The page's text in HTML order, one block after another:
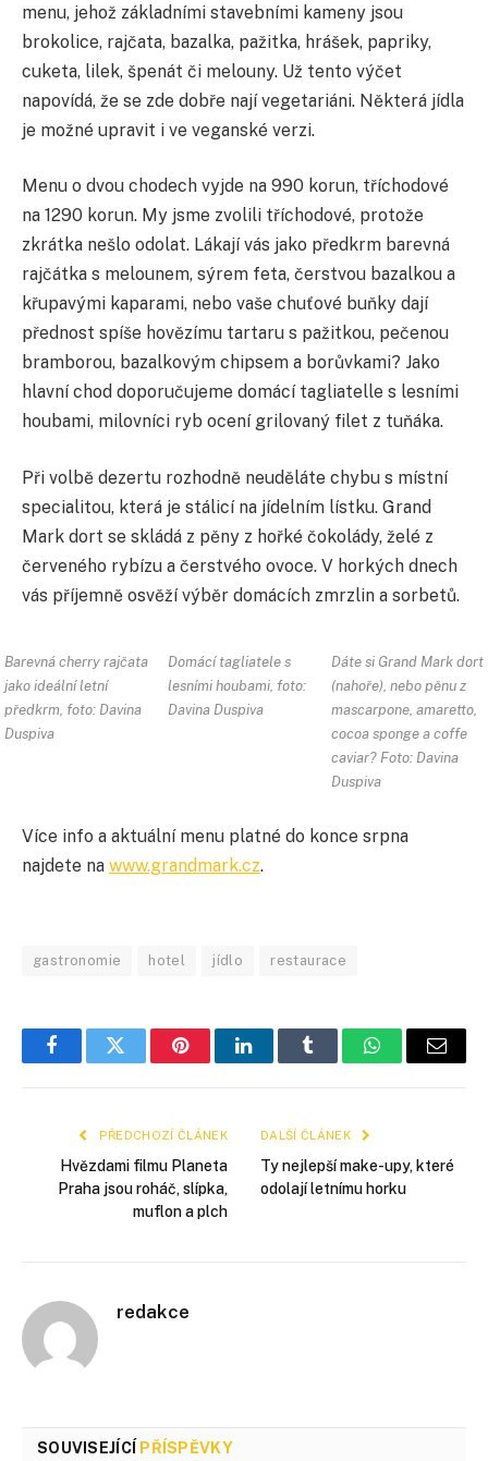
menu, jehož základními stavebními kameny jsou
brokolice, rajčata, bazalka, pažitka, hrášek, papriky,
cuketa, lilek, špenát či melouny. Už tento výčet
napovídá, že se zde dobře nají vegetariáni. Některá jídla
je možné upravit i ve veganské verzi.
Menu o dvou chodech vyjde na 990 korun, tříchodové
na 1290 korun. My jsme zvolili tříchodové, protože
zkrátka nešlo odolat. Lákají vás jako předkrm barevná
rajčátka s melounem, sýrem feta, čerstvou bazalkou a
křupavými kaparami, nebo vaše chuťové buňky dají
přednost spíše hovězímu tartaru s pažitkou, pečenou
bramborou, bazalkovým chipsem a borůvkami? Jako
hlavní chod doporučujeme domácí tagliatelle s lesními
houbami, milovníci ryb ocení grilovaný filet z tuňáka.
Při volbě dezertu rozhodně neuděláte chybu s místní
specialitou, která je stálicí na jídelním lístku. Grand
Mark dort se skládá z pěny z hořké čokolády, želé z
červeného rybízu a čerstvého ovoce. V horkých dnech
vás příjemně osvěží výběr domácích zmrzlin a sorbetů.
Barevná cherry rajčata
jako ideální letní
předkrm, foto: Davina
Duspiva
Domácí tagliatele s
lesními houbami, foto:
Davina Duspiva
Dáte si Grand Mark dort
(nahoře), nebo pěnu z
mascarpone, amaretto,
cocoa sponge a coffe
caviar? Foto: Davina
Duspiva
Více info a aktuální menu platné do konce srpna
najdete na www.grandmark.cz.
gastronomie hotel jídlo restaurace
FacebookTwitter PinterestLinkedInTumblr WhatsApp
E-
PŘEDCHOZÍ ČLÁNEK
Hvězdami filmu Planeta
Praha jsou roháč, slípka,
muflon a plch
DALŠÍ ČLÁNEK
Ty nejlepší make-upy, které
odolají letnímu horku
redakce
SOUVISEJÍCÍ PŘÍSPĚVKY